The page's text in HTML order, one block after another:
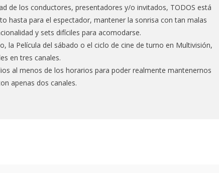
de los conductores, presentadores y/o invitados, TODOS está
hasta para el espectador, mantener la sonrisa con tan malas
y sets difíciles para acomodarse.
la Película del sábado o el ciclo de cine de turno en Multivisión,
en tres canales.
al menos de los horarios para poder realmente mantenernos
apenas dos canales.